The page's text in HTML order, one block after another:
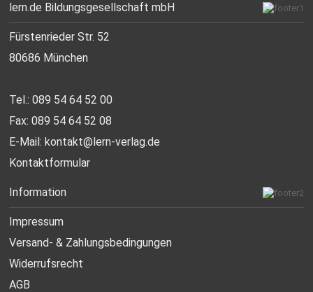
lern.de Bildungsgesellschaft mbH
Fürstenrieder Str. 52
80686 München
Tel.: 089 54 64 52 00
Fax: 089 54 64 52 08
E-Mail:kontakt@lern-verlag.de
Kontaktformular
Information
Impressum
Versand- & Zahlungsbedingungen
Widerrufsrecht
AGB